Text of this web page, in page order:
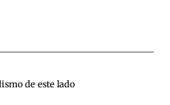
de este lado